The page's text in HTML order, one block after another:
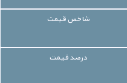
شاخص قیمت
درصد قیمت